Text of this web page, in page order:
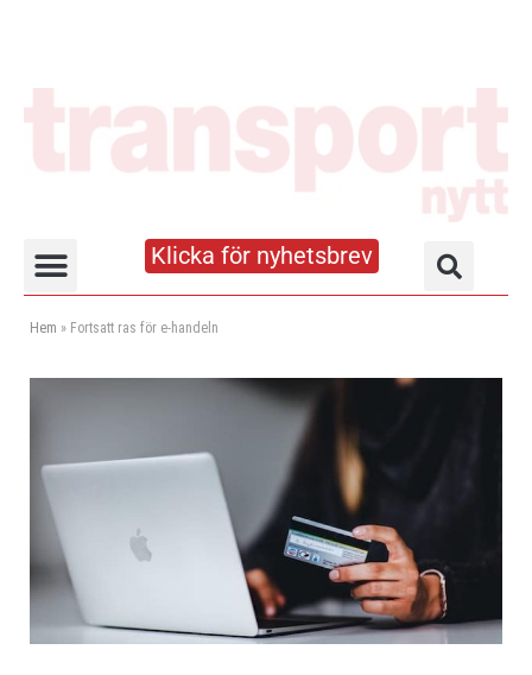
Klicka för nyhetsbrev
Hem » Fortsatt ras för e-handeln